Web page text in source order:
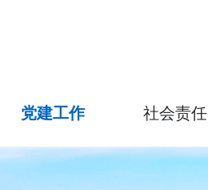
党建工作 社会责任